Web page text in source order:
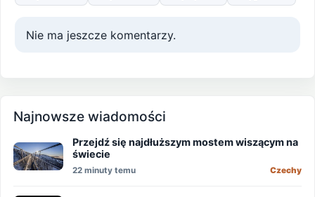
Nie ma jeszcze komentarzy.
Najnowsze wiadomości
Przejdź się najdłuższym mostem wiszącym na
świecie
22 minuty temu Czechy